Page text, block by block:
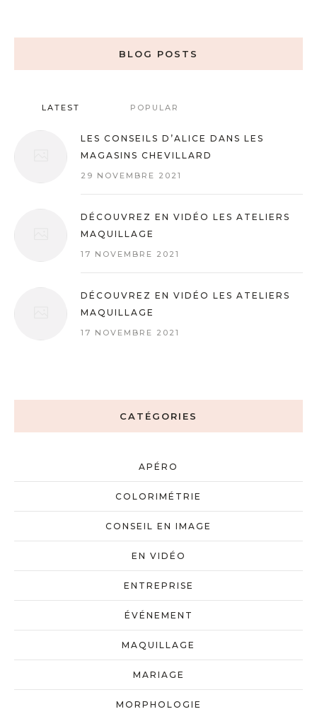
BLOG POSTS
LATEST POPULAR
LES CONSEILS D’ALICE DANS LES
MAGASINS CHEVILLARD
29 NOVEMBRE 2021
DÉCOUVREZ EN VIDÉO LES ATELIERS
MAQUILLAGE
17 NOVEMBRE 2021
DÉCOUVREZ EN VIDÉO LES ATELIERS
MAQUILLAGE
17 NOVEMBRE 2021
CATÉGORIES
APÉRO
COLORIMÉTRIE
CONSEIL EN IMAGE
EN VIDÉO
ENTREPRISE
ÉVÉNEMENT
MAQUILLAGE
MARIAGE
MORPHOLOGIE